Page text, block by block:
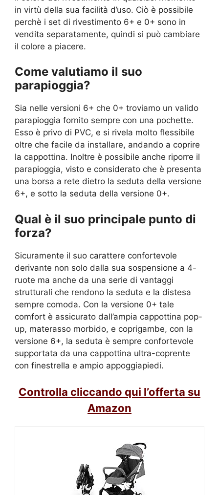
in virtù della sua facilità d’uso. Ciò è possibile
perchè i set di rivestimento 6+ e 0+ sono in
vendita separatamente, quindi si può cambiare
il colore a piacere.
Come valutiamo il suo
parapioggia?
Sia nelle versioni 6+ che 0+ troviamo un valido
parapioggia fornito sempre con una pochette.
Esso è privo di PVC, e si rivela molto flessibile
oltre che facile da installare, andando a coprire
la cappottina. Inoltre è possibile anche riporre il
parapioggia, visto e considerato che è presenta
una borsa a rete dietro la seduta della versione
6+, e sotto la seduta della versione 0+.
Qual è il suo principale punto di
forza?
Sicuramente il suo carattere confortevole
derivante non solo dalla sua sospensione a 4-
ruote ma anche da una serie di vantaggi
strutturali che rendono la seduta e la distesa
sempre comoda. Con la versione 0+ tale
comfort è assicurato dall’ampia cappottina pop-
up, materasso morbido, e coprigambe, con la
versione 6+, la seduta è sempre confortevole
supportata da una cappottina ultra-coprente
con finestrella e ampio appoggiapiedi.
Controlla cliccando qui l’offerta su
Amazon